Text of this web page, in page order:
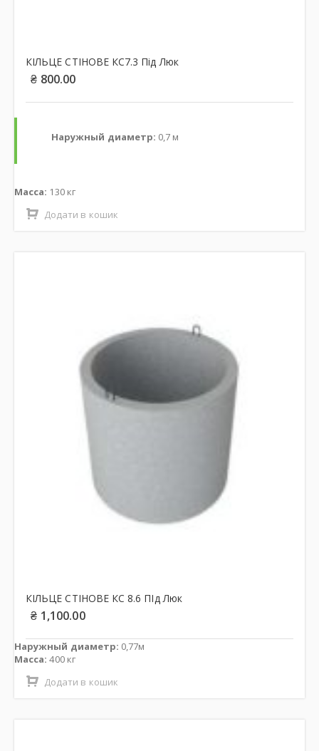
КІЛЬЦЕ СТІНОВЕ КС7.3 Під Люк
₴ 800.00
Наружный диаметр: 0,7 м
Масса: 130 кг
Додати в кошик
КІЛЬЦЕ СТІНОВЕ КС 8.6 ПІд Люк
₴ 1,100.00
Наружный диаметр: 0,77м
Масса: 400 кг
Додати в кошик